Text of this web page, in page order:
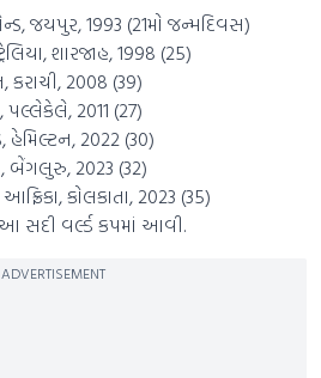
જયપુર, 1993 (21મો જન્મદિવસ)
શારજાહ, 1998 (25)
2008 (39)
પલ્લેકેલે, 2011 (27)
2022 (30)
બેંગલુરુ, 2023 (32)
કોલકાતા, 2023 (35)
સદી વર્લ્ડ કપમાં આવી.
ADVERTISEMENT